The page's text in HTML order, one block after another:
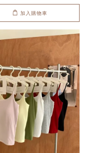
加入購物車